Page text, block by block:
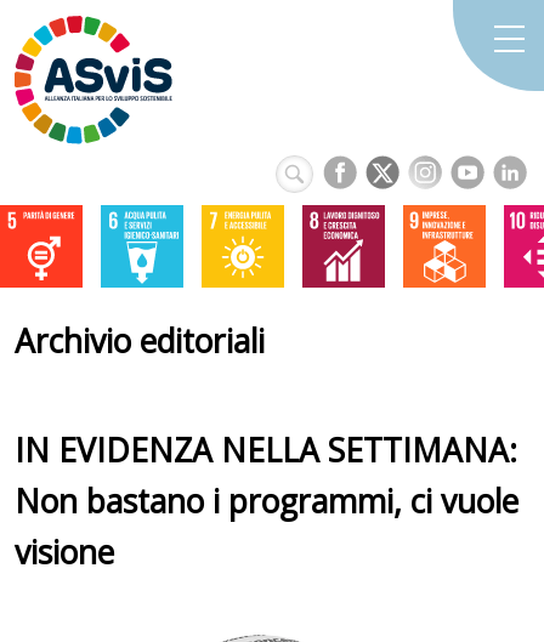
Archivio editoriali
IN EVIDENZA NELLA SETTIMANA:
Non bastano i programmi, ci vuole
visione